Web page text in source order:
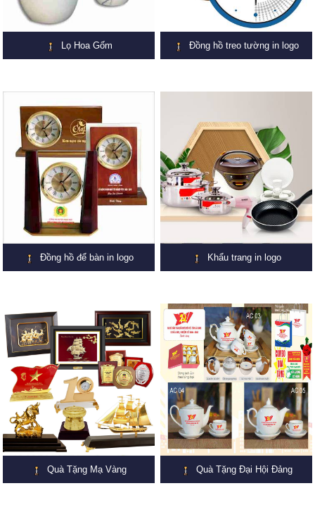
Lọ Hoa Gốm Đồng hồ treo tường in logo
Đồng hồ để bàn in logo Khẩu trang in logo
Quà Tặng Mạ Vàng Quà Tặng Đại Hội Đảng